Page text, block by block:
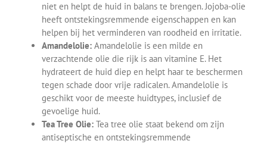
niet en helpt de huid in balans te brengen. Jojoba-olie
heeft ontstekingsremmende eigenschappen en kan
helpen bij het verminderen van roodheid en irritatie.
Amandelolie: Amandelolie is een milde en
verzachtende olie die rijk is aan vitamine E. Het
hydrateert de huid diep en helpt haar te beschermen
tegen schade door vrije radicalen. Amandelolie is
geschikt voor de meeste huidtypes, inclusief de
gevoelige huid.
Tea Tree Olie: Tea tree olie staat bekend om zijn
antiseptische en ontstekingsremmende